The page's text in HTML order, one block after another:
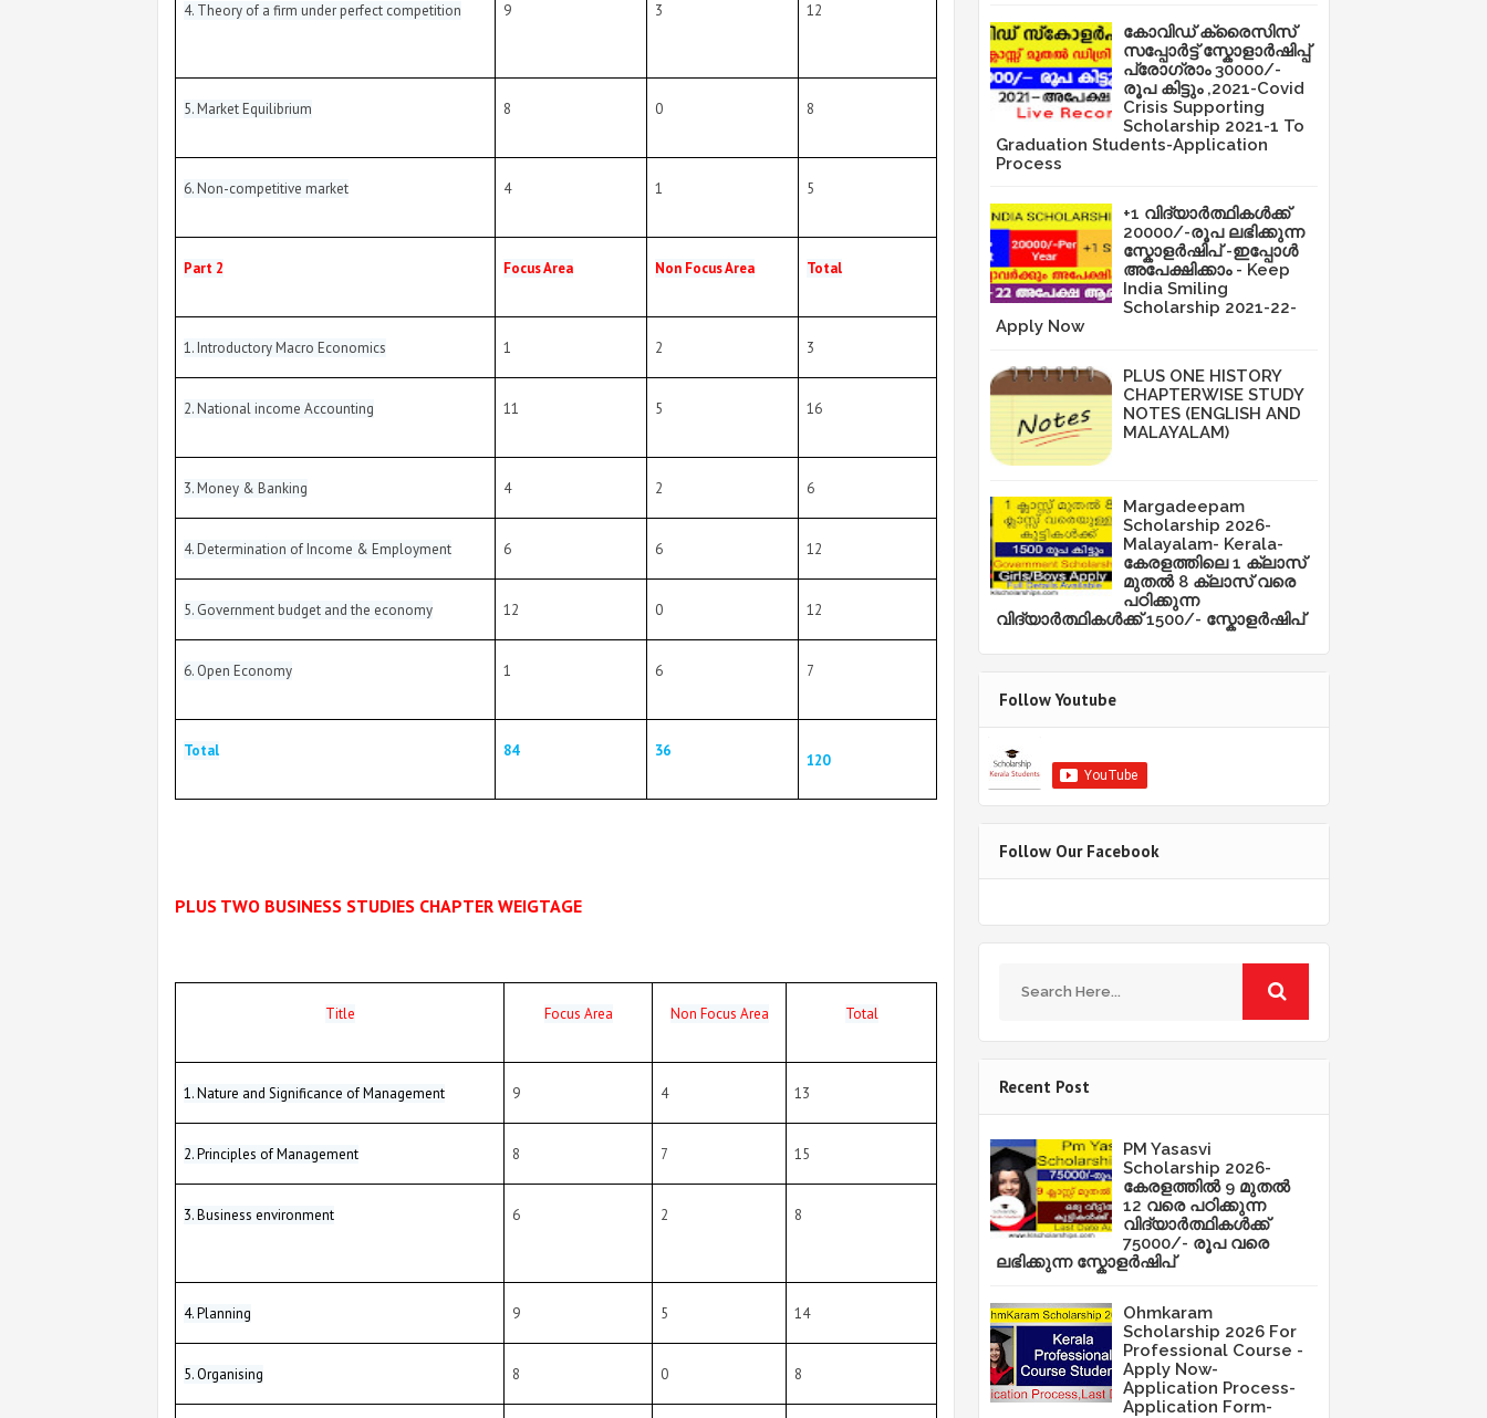
4. Theory of a firm under perfect competition 9 3 12
5. Market Equilibrium 8 0 8
6. Non-competitive market 4 1 5
Part 2 Focus Area Non Focus Area Total
1. Introductory Macro Economics 1 2 3
2. National income Accounting 11 5 16
3. Money & Banking 4 2 6
4. Determination of Income & Employment 6 6 12
5. Government budget and the economy 12 0 12
6. Open Economy 1 6 7
Total 84 36
120
PLUS TWO BUSINESS STUDIES CHAPTER WEIGTAGE
Title Focus Area Non Focus Area Total
1. Nature and Significance of Management 9 4 13
2. Principles of Management 8 7 15
3. Business environment 6 2 8
4. Planning 9 5 14
5. Organising 8 0 8
കോവിഡ് ക്രൈസിസ്
സപ്പോർട്ട് സ്കോളാർഷിപ്പ്
പ്രോഗ്രാം 30000/-
രൂപ കിട്ടും ,2021-Covid
Crisis Supporting
Scholarship 2021-1 To
Graduation Students-Application
Process
+1 വിദ്യാർത്ഥികൾക്ക്
20000/-രൂപ ലഭിക്കുന്ന
സ്കോളർഷിപ് -ഇപ്പോൾ
അപേക്ഷിക്കാം - Keep
India Smiling
Scholarship 2021-22-
Apply Now
PLUS ONE HISTORY
CHAPTERWISE STUDY
NOTES (ENGLISH AND
MALAYALAM)
Margadeepam
Scholarship 2026-
Malayalam- Kerala-
കേരളത്തിലെ 1 ക്ലാസ്
മുതൽ 8 ക്ലാസ് വരെ
പഠിക്കുന്ന
വിദ്യാർത്ഥികൾക്ക് 1500/- സ്കോളർഷിപ്
Follow Youtube
Follow Our Facebook
Recent Post
PM Yasasvi
Scholarship 2026-
കേരളത്തിൽ 9 മുതൽ
12 വരെ പഠിക്കുന്ന
വിദ്യാർത്ഥികൾക്ക്
75000/- രൂപ വരെ
ലഭിക്കുന്ന സ്കോളർഷിപ്
Ohmkaram
Scholarship 2026 For
Professional Course -
Apply Now-
Application Process-
Application Form-